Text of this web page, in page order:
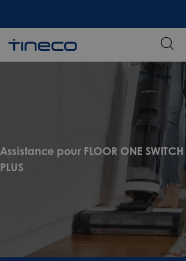
Rejoignez notre liste de diffusion et profitez de 5%
commande chez Tineco
Assistance pour FLOOR ONE SWITCH
PLUS